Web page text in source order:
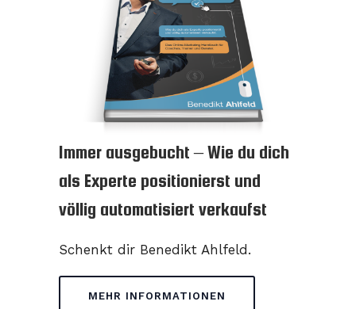
Immer ausgebucht – Wie du dich
als Experte positionierst und
völlig automatisiert verkaufst
Schenkt dir Benedikt Ahlfeld.
MEHR INFORMATIONEN